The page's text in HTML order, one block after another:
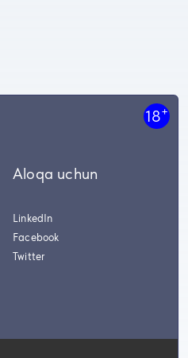
18+
Aloqa uchun
LinkedIn
Facebook
Twitter